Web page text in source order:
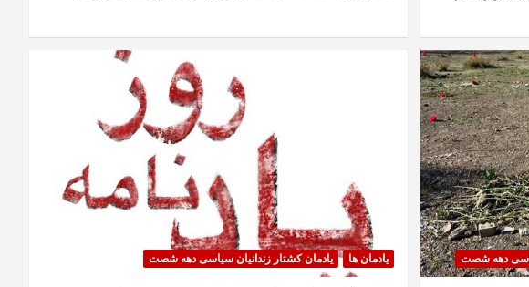
دهه شصت یادمان ها یادمان کشتار زندانیان سیاسی دهه شصت